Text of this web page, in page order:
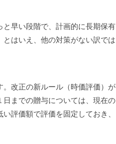
早い段階で、計画的に長期保有
はいえ、他の対策がない訳では
改正の新ルール（時価評価）が
までの贈与については、現在の
評価額で評価を固定しておき、